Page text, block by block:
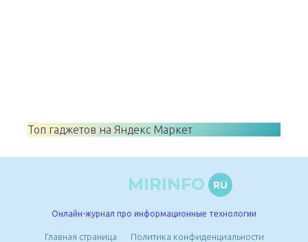
Топ гаджетов на Яндекс Маркет
MIRINFO RU
Онлайн-журнал про информационные технологии
Главная страница Политика конфиденциальности